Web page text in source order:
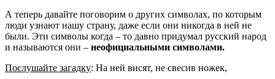
А теперь давайте поговорим о других символах, по которым
люди узнают нашу страну, даже если они никогда в ней не
были. Эти символы когда – то давно придумал русский народ
и называются они – неофициальными символами.
Послушайте загадку: На ней висят, не свесив ножек,